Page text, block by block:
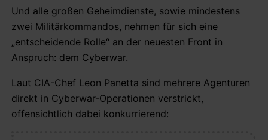
Und alle großen Geheimdienste, sowie mindestens
zwei Militärkommandos, nehmen für sich eine
„entscheidende Rolle“ an der neuesten Front in
Anspruch: dem Cyberwar.
Laut CIA-Chef Leon Panetta sind mehrere Agenturen
direkt in Cyberwar-Operationen verstrickt,
offensichtlich dabei konkurrierend: